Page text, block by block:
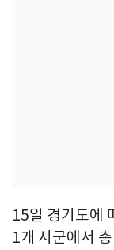
15일 경기도에
1개 시군에서